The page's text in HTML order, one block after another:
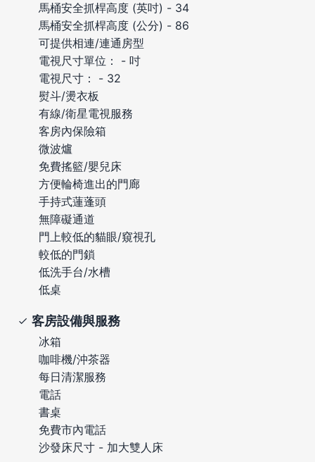
馬桶安全抓桿高度 (英吋) - 34
馬桶安全抓桿高度 (公分) - 86
可提供相連/連通房型
電視尺寸單位： - 吋
電視尺寸： - 32
熨斗/燙衣板
有線/衛星電視服務
客房內保險箱
微波爐
免費搖籃/嬰兒床
方便輪椅進出的門廊
手持式蓮蓬頭
無障礙通道
門上較低的貓眼/窺視孔
較低的門鎖
低洗手台/水槽
低桌
客房設備與服務
冰箱
咖啡機/沖茶器
每日清潔服務
電話
書桌
免費市內電話
沙發床尺寸 - 加大雙人床